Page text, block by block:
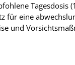
eine
und